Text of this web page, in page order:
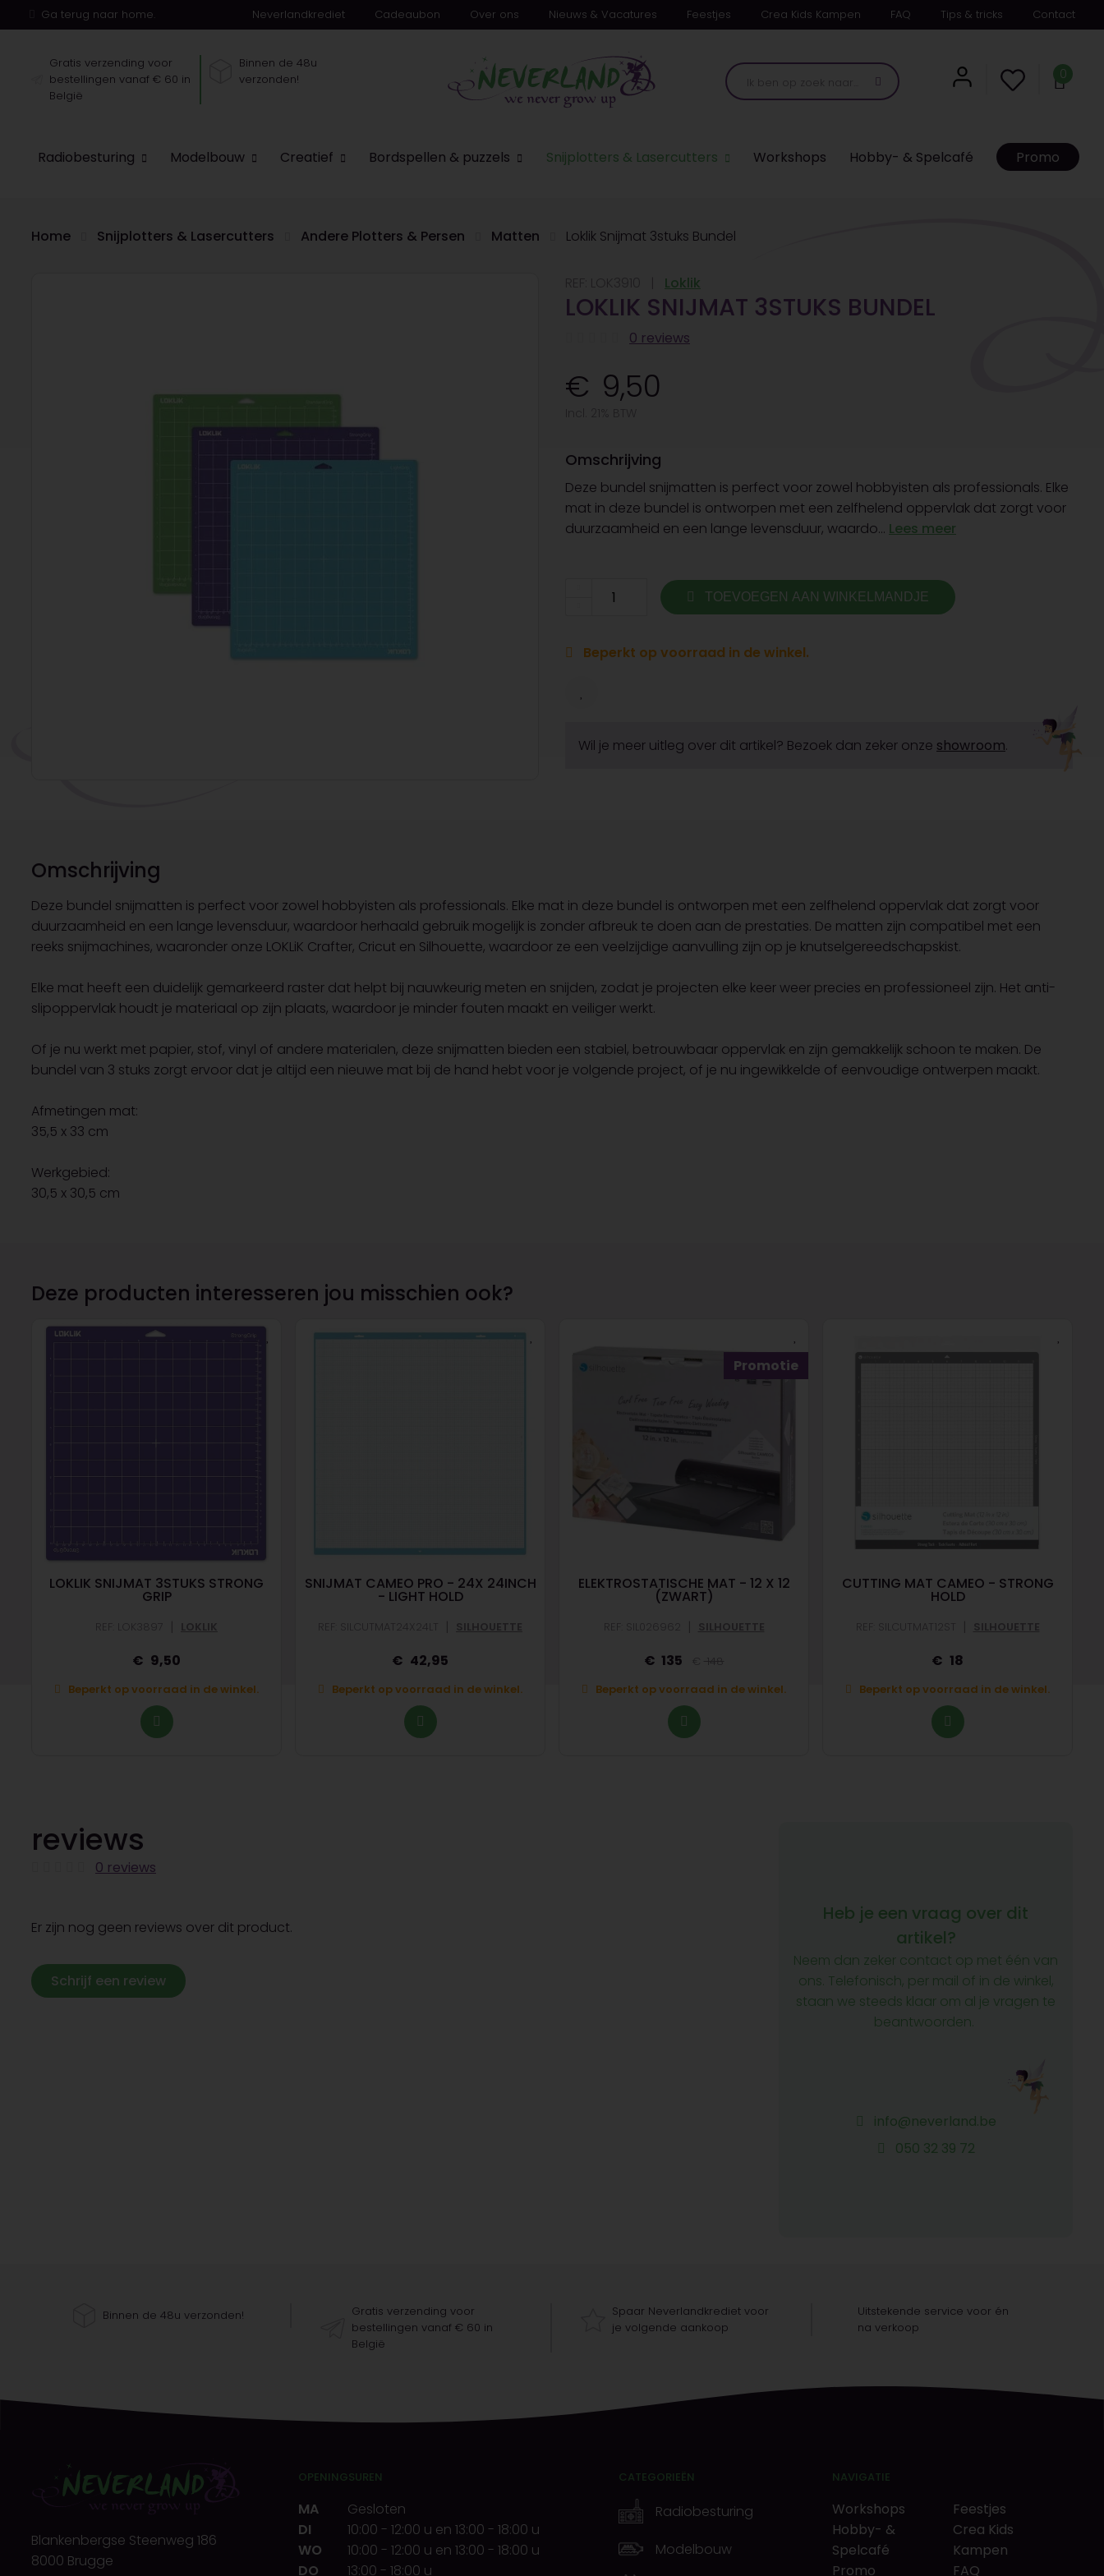
Ga terug naar home. Neverlandkrediet Cadeaubon Over ons Nieuws & Vacatures Feestjes Crea Kids Kampen FAQ Tips & tricks Contact
Gratis verzending voor
bestellingen vanaf € 60 in
België
Binnen de 48u
verzonden!
0
Radiobesturing Modelbouw Creatief Bordspellen & puzzels Snijplotters & Lasercutters Workshops Hobby- & Spelcafé Promo
Home Snijplotters & Lasercutters Andere Plotters & Persen Matten Loklik Snijmat 3stuks Bundel
Loklik
LOKLIK SNIJMAT 3STUKS BUNDEL
0 reviews
9,50
Omschrijving
Deze bundel snijmatten is perfect voor zowel hobbyisten als professionals. Elke
mat in deze bundel is ontworpen met een zelfhelend oppervlak dat zorgt voor
duurzaamheid en een lange levensduur, waardo... Lees meer
TOEVOEGEN AAN WINKELMANDJE
Beperkt op voorraad in de winkel.
Wil je meer uitleg over dit artikel? Bezoek dan zeker onze showroom.
Omschrijving
Deze bundel snijmatten is perfect voor zowel hobbyisten als professionals. Elke mat in deze bundel is ontworpen met een zelfhelend oppervlak dat zorgt voor
duurzaamheid en een lange levensduur, waardoor herhaald gebruik mogelijk is zonder afbreuk te doen aan de prestaties. De matten zijn compatibel met een
reeks snijmachines, waaronder onze LOKLiK Crafter, Cricut en Silhouette, waardoor ze een veelzijdige aanvulling zijn op je knutselgereedschapskist.
Elke mat heeft een duidelijk gemarkeerd raster dat helpt bij nauwkeurig meten en snijden, zodat je projecten elke keer weer precies en professioneel zijn. Het anti-
slipoppervlak houdt je materiaal op zijn plaats, waardoor je minder fouten maakt en veiliger werkt.
Of je nu werkt met papier, stof, vinyl of andere materialen, deze snijmatten bieden een stabiel, betrouwbaar oppervlak en zijn gemakkelijk schoon te maken. De
bundel van 3 stuks zorgt ervoor dat je altijd een nieuwe mat bij de hand hebt voor je volgende project, of je nu ingewikkelde of eenvoudige ontwerpen maakt.
Afmetingen mat:
35,5 x 33 cm
Werkgebied:
30,5 x 30,5 cm
Deze producten interesseren jou misschien ook?
LOKLIK SNIJMAT 3STUKS STRONG
GRIP
| LOKLIK
9,50
Beperkt op voorraad in de winkel.
SNIJMAT CAMEO PRO - 24X 24INCH
- LIGHT HOLD
REF: SILCUTMAT24X24LT | SILHOUETTE
42,95
Beperkt op voorraad in de winkel.
Promotie
ELEKTROSTATISCHE MAT - 12 X 12
(ZWART)
| SILHOUETTE
135
148
Beperkt op voorraad in de winkel.
CUTTING MAT CAMEO - STRONG
HOLD
REF: SILCUTMAT12ST | SILHOUETTE
18
Beperkt op voorraad in de winkel.
reviews
0 reviews
Er zijn nog geen reviews over dit product.
Schrijf een review
Heb je een vraag over dit
artikel?
Neem dan zeker contact op met één van
ons. Telefonisch, per mail of in de winkel,
staan we steeds klaar om al je vragen te
beantwoorden.
info@neverland.be
050 32 39 72
Binnen de 48u verzonden!
Gratis verzending voor
bestellingen vanaf € 60 in
België
Spaar Neverlandkrediet voor
je volgende aankoop
Uitstekende service voor én
na verkoop
Blankenbergse Steenweg 186
8000 Brugge
OPENINGSUREN
MA
Gesloten
DI
10:00 - 12:00 u en 13:00 - 18:00 u
WO
10:00 - 12:00 u en 13:00 - 18:00 u
DO
13:00 - 18:00 u
CATEGORIEËN
Radiobesturing
Modelbouw
NAVIGATIE
Workshops
Hobby- &
Spelcafé
Promo
Feestjes
Crea Kids
Kampen
FAQ